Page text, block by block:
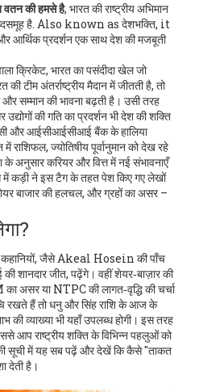
वतन की हमसे है, भारत की राष्ट्रीय अभिमान
है. Also known as देशभक्ति, it
प्रदर्शन एक साथ देश की मजबूती
क्रिकेट, भारत का पसंदीदा खेल जो
की टीम अंतर्राष्ट्रीय मैदान में जीतती है, तो
सम्मान की भावनाबढ़ती है। उसी तरह
की गतिका प्रदर्शन भी देश की शक्ति
और आईसीआईसीआई बैंक के हालिया
मेंराशिफल, ज्योतिषीय पूर्वानुमानको देख रहे
के अनुसार करियर और वित्त में नई संभावनाएँ
कड़ी ने इस टैग के तहत पेश किए गए लेखों
बाजार की हलचल, और ग्रहों का असर –
जैसे Akeal Hosein की पाँच
की शानदार जीत, पढ़ेंगे। वहीं शेयर‑बाज़ार की
असर या NTPC की लागत‑वृद्धि की चर्चा
रखते हैं तो धनु और सिंह राशि के आज के
की व्याख्या भी यहाँ उपलब्ध होगी। इस तरह
आप राष्ट्रीय शक्ति के विभिन्न पहलुओं को
में यह सब पढ़ें और देखें कि कैसे "ताकत
देती है।